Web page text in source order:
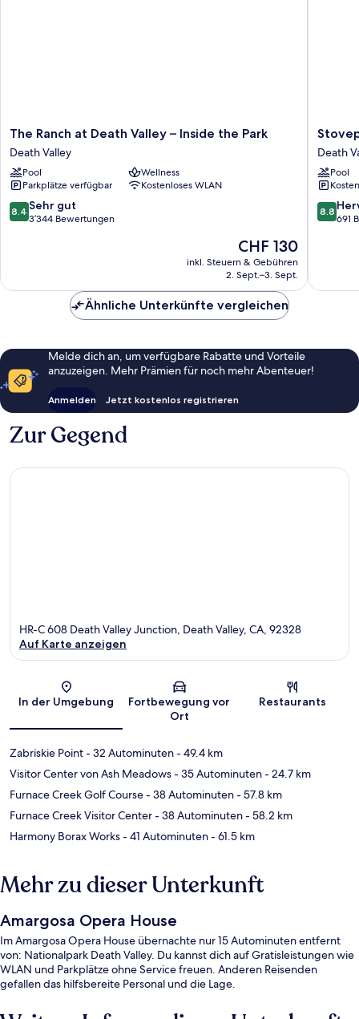
The
Ranch
at
Death
Valley
–
Inside
The Ranch at Death Valley – Inside the Park
Death Valley
Pool
Wellness
Parkplätze verfügbar
Kostenloses WLAN
8.4
von
Bewertungen
8.4 Sehr gut
3’344 Bewertungen
Der
Preis
beträgt
CHF 130
inkl. Steuern & Gebühren
2. Sept.–3. Sept.
Wells
Village
Hotel
-
Inside
The
Death
Pool
8.8
von
8.8
691
Ähnliche Unterkünfte vergleichen
Melde dich an, um verfügbare Rabatte und Vorteile
anzuzeigen. Mehr Prämien für noch mehr Abenteuer!
Anmelden Jetzt kostenlos registrieren
Zur Gegend
Karte
HR-C 608 Death Valley Junction, Death Valley, CA, 92328
Auf Karte anzeigen
In der Umgebung
Fortbewegung vor
Ort
Restaurants
Zabriskie Point- 32 Autominuten- 49.4 km
Visitor Center von Ash Meadows- 35 Autominuten- 24.7 km
Furnace Creek Golf Course- 38 Autominuten- 57.8 km
Furnace Creek Visitor Center- 38 Autominuten- 58.2 km
Harmony Borax Works- 41 Autominuten- 61.5 km
Mehr zu dieser Unterkunft
Amargosa Opera House
Im Amargosa Opera House übernachte nur 15 Autominuten entfernt
von: Nationalpark Death Valley. Du kannst dich auf Gratisleistungen wie
WLAN und Parkplätze ohne Service freuen. Anderen Reisenden
gefallen das hilfsbereite Personal und die Lage.